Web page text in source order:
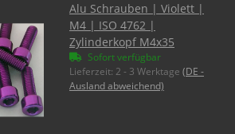
Alu Schrauben | Violett |
M4 | ISO 4762 |
Zylinderkopf M4x35
Sofort verfügbar
Lieferzeit: 2 - 3 Werktage (DE -
Ausland abweichend)